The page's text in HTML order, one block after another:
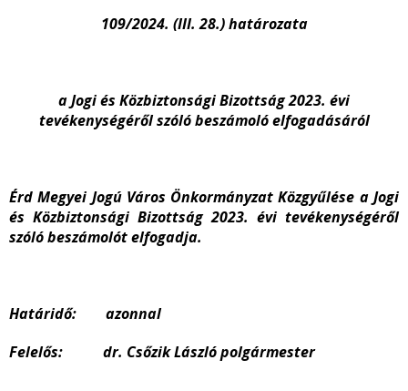
109/2024. (III. 28.) határozata
a Jogi és Közbiztonsági Bizottság 2023. évi
tevékenységéről szóló beszámoló elfogadásáról
Érd Megyei Jogú Város Önkormányzat Közgyűlése a Jogi
és Közbiztonsági Bizottság 2023. évi tevékenységéről
szóló beszámolót elfogadja.
Határidő: azonnal
Felelős: dr. Csőzik László polgármester